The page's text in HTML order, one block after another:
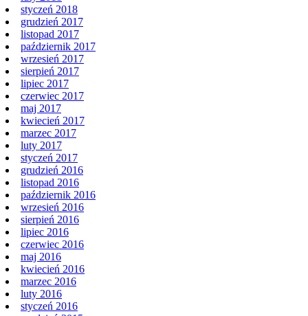
luty 2018
styczeń 2018
grudzień 2017
listopad 2017
październik 2017
wrzesień 2017
sierpień 2017
lipiec 2017
czerwiec 2017
maj 2017
kwiecień 2017
marzec 2017
luty 2017
styczeń 2017
grudzień 2016
listopad 2016
październik 2016
wrzesień 2016
sierpień 2016
lipiec 2016
czerwiec 2016
maj 2016
kwiecień 2016
marzec 2016
luty 2016